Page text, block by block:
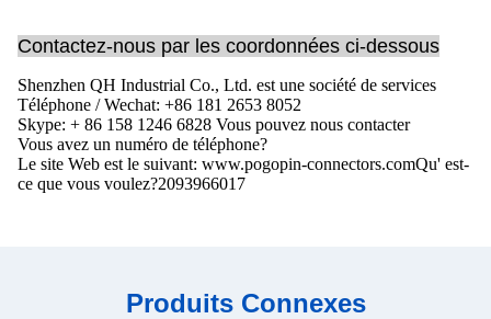
Contactez-nous par les coordonnées ci-dessous
Shenzhen QH Industrial Co., Ltd. est une société de services
Téléphone / Wechat: +86 181 2653 8052
Skype: + 86 158 1246 6828 Vous pouvez nous contacter
Vous avez un numéro de téléphone?
Le site Web est le suivant: www.pogopin-connectors.comQu' est-
ce que vous voulez?2093966017
Produits Connexes